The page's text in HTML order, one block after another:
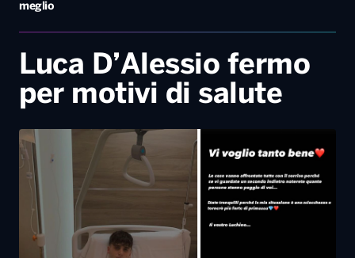
meglio
Luca D’Alessio fermo
per motivi di salute